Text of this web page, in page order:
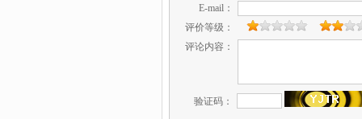
E-mail：
评价等级：
评论内容：
验证码：